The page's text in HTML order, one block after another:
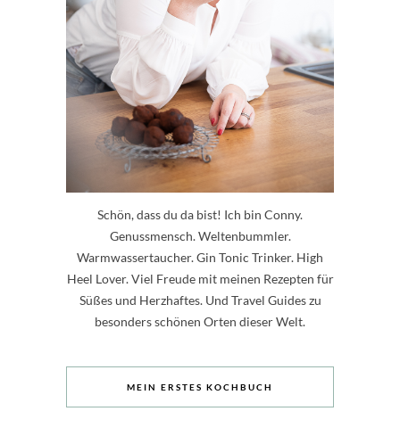
Schön, dass du da bist! Ich bin Conny.
Genussmensch. Weltenbummler.
Warmwassertaucher. Gin Tonic Trinker. High
Heel Lover. Viel Freude mit meinen Rezepten für
Süßes und Herzhaftes. Und Travel Guides zu
besonders schönen Orten dieser Welt.
MEIN ERSTES KOCHBUCH